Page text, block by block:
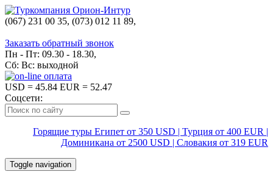
(067) 231 00 35, (073) 012 11 89,
Заказать обратный звонок
Пн - Пт: 09.30 - 18.30,
Сб: Вс: выходной
USD = 45.84 EUR = 52.47
Соцсети:
Горящие туры Египет от 350 USD | Турция от 400 EUR |
Доминикана от 2500 USD | Словакия от 319 EUR
Toggle navigation